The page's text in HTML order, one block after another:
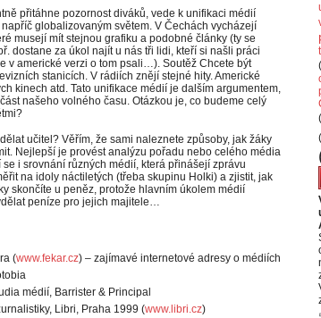
přitáhne pozornost diváků, vede k unifikaci médií
globalizovaným světem. V Čechách vycházejí
musejí mít stejnou grafiku a podobné články (ty se
dostane za úkol najít u nás tři lidi, kteří si našli práci
v americké verzi o tom psali…). Soutěž Chcete být
stanicích. V rádiích znějí stejné hity. Americké
kinech atd. Tato unifikace médií je dalším argumentem,
našeho volného času. Otázkou je, co budeme celý
učitel? Věřím, že sami naleznete způsoby, jak žáky
Nejlepší je provést analýzu pořadu nebo celého média
i srovnání různých médií, která přinášejí zprávu
na idoly náctiletých (třeba skupinu Holki) a zjistit, jak
skončíte u peněz, protože hlavním úkolem médií
peníze pro jejich majitele…
(www.fekar.cz) – zajímavé internetové adresy o médiích
médií, Barrister & Principal
Libri, Praha 1999 (www.libri.cz)